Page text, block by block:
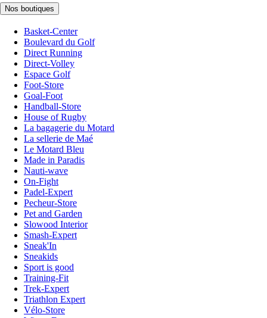
Nos boutiques
Basket-Center
Boulevard du Golf
Direct Running
Direct-Volley
Espace Golf
Foot-Store
Goal-Foot
Handball-Store
House of Rugby
La bagagerie du Motard
La sellerie de Maé
Le Motard Bleu
Made in Paradis
Nauti-wave
On-Fight
Padel-Expert
Pecheur-Store
Pet and Garden
Slowood Interior
Smash-Expert
Sneak'In
Sneakids
Sport is good
Training-Fit
Trek-Expert
Triathlon Expert
Vélo-Store